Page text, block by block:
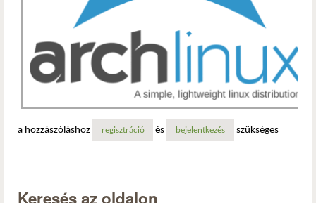
a hozzászóláshoz regisztráció és bejelentkezés szükséges
Keresés az oldalon